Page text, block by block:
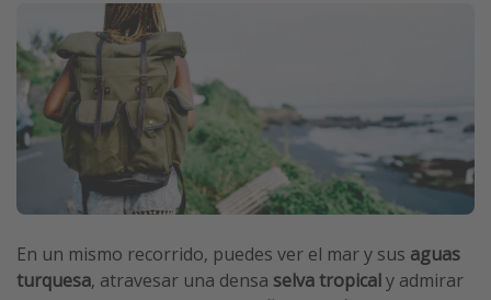
En un mismo recorrido, puedes ver el mar y sus aguas
turquesa, atravesar una densa selva tropicaly admirar